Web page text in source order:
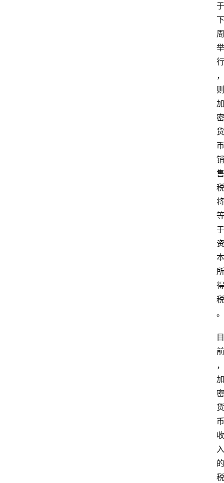
于
下
周
举
行
，
则
加
密
货
币
销
售
税
将
等
于
资
本
所
得
税
。
目
前
，
加
密
货
币
收
入
的
税